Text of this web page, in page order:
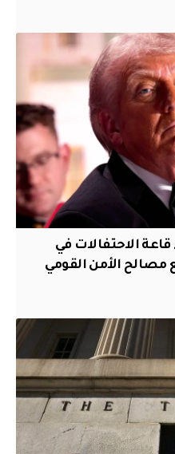
قاعة الاحتفالات في
مصالح الأمن القومي